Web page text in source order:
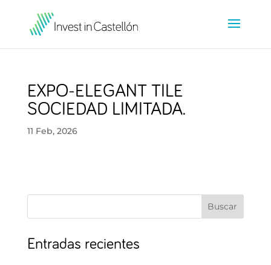
EXPO-ELEGANT TILE
SOCIEDAD LIMITADA.
11 Feb, 2026
Buscar
Entradas recientes